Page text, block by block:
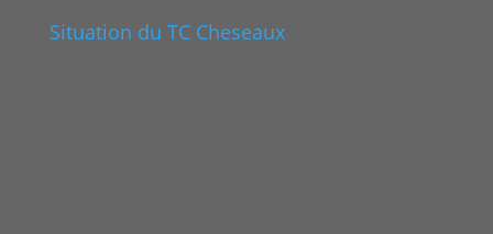
Situation du TC Cheseaux